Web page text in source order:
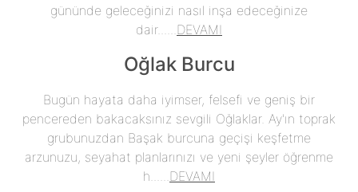
gününde geleceğinizi nasıl inşa edeceğinize
dair...... DEVAMI
Oğlak Burcu
Bugün hayata daha iyimser, felsefi ve geniş bir
pencereden bakacaksınız sevgili Oğlaklar. Ay'ın toprak
grubunuzdan Başak burcuna geçişi keşfetme
arzunuzu, seyahat planlarınızı ve yeni şeyler öğrenme
h...... DEVAMI